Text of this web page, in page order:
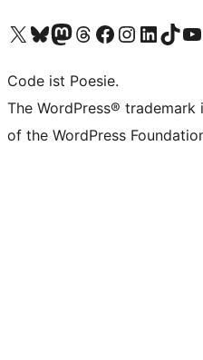
Unser X-Konto (früher Twitter) besuchen
Unser Bluesky-Konto besuchen
Unser Mastodon-Konto besuchen
Unser Threads-Konto besuchen
Unsere Facebook-Seite besuchen
Unser Instagram-Konto
Unser LinkedIn-Konto
Unser
Code ist Poesie.
The WordPress®
of the WordPress